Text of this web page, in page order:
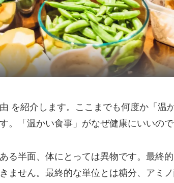
を紹介します。ここまでも何度か「温
。「温かい食事」がなぜ健康にいいの
る半面、体にとっては異物です。最終
ません。最終的な単位とは糖分、アミ